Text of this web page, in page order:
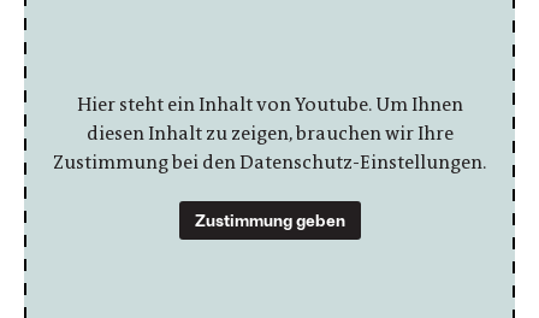
Hier steht ein Inhalt von Youtube. Um Ihnen
diesen Inhalt zu zeigen, brauchen wir Ihre
Zustimmung bei den Datenschutz-Einstellungen.
Zustimmung geben